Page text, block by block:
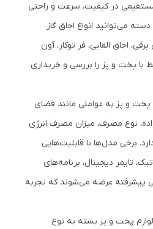
در کیفیت، سرعت و راحتی
می‌توانید انواع اجاق گاز
اجاق القایی، فر توکار، آون
با پخت و پز را بررسی و خریداری
پخت و پز به عواملی مانند فضای
نوع مصرف، میزان مصرف انرژی
برخی مدل‌ها با قابلیت‌هایی
تایمر دیجیتال، برنامه‌های
پیشرفته عرضه می‌شوند که تجربه
لوازم پخت و پز بسته به نوع